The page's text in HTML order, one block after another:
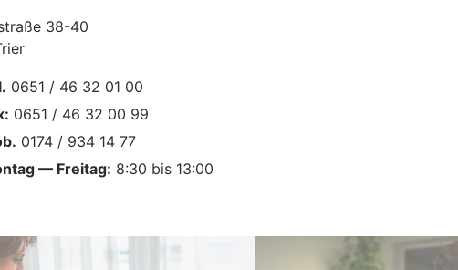
38-40
0651 / 46 32 01 00
0651 / 46 32 00 99
0174 / 934 14 77
— Freitag: 8:30 bis 13:00